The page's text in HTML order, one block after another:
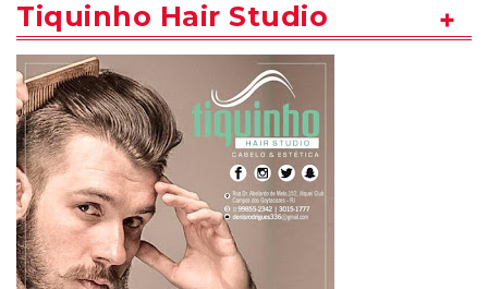
Tiquinho Hair Studio